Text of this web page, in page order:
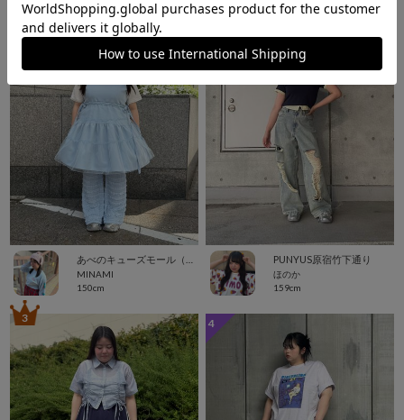
MINAMI
150cm
1
PUNYUS原宿竹下通り
ほのか
159cm
3 4